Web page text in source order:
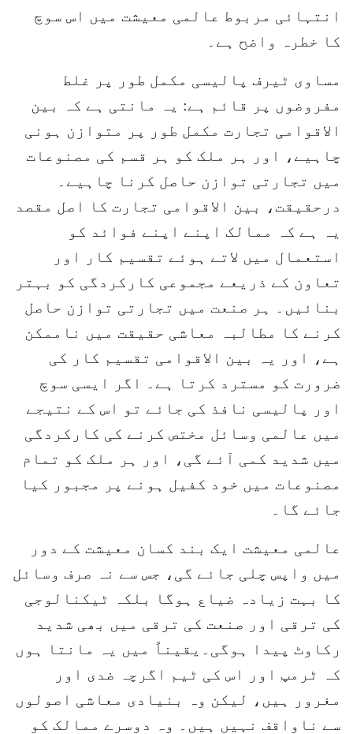
انتہائی مربوط عالمی معیشت میں اس سوچ
کا خطرہ واضح ہے۔
مساوی ٹیرف پالیسی مکمل طور پر غلط
مفروضوں پر قائم ہے: یہ مانتی ہے کہ بین
الاقوامی تجارت مکمل طور پر متوازن ہونی
چاہیے، اور ہر ملک کو ہر قسم کی مصنوعات
میں تجارتی توازن حاصل کرنا چاہیے۔
درحقیقت، بین الاقوامی تجارت کا اصل مقصد
یہ ہے کہ ممالک اپنے اپنے فوائد کو
استعمال میں لاتے ہوئے تقسیم کار اور
تعاون کے ذریعے مجموعی کارکردگی کو بہتر
بنائیں۔ ہر صنعت میں تجارتی توازن حاصل
کرنے کا مطالبہ معاشی حقیقت میں ناممکن
ہے، اور یہ بین الاقوامی تقسیم کار کی
ضرورت کو مسترد کرتا ہے۔ اگر ایسی سوچ
اور پالیسی نافذ کی جائے تو اس کے نتیجے
میں عالمی وسائل مختص کرنے کی کارکردگی
میں شدید کمی آئے گی، اور ہر ملک کو تمام
مصنوعات میں خود کفیل ہونے پر مجبور کیا
جائے گا۔
عالمی معیشت ایک بند کسان معیشت کے دور
میں واپس چلی جائے گی، جس سے نہ صرف وسائل
کا بہت زیادہ ضیاع ہوگا بلکہ ٹیکنالوجی
کی ترقی اور صنعت کی ترقی میں بھی شدید
رکاوٹ پیدا ہوگی۔یقیناً میں یہ مانتا ہوں
کہ ٹرمپ اور اس کی ٹیم اگرچہ ضدی اور
مغرور ہیں، لیکن وہ بنیادی معاشی اصولوں
سے ناواقف نہیں ہیں۔ وہ دوسرے ممالک کو